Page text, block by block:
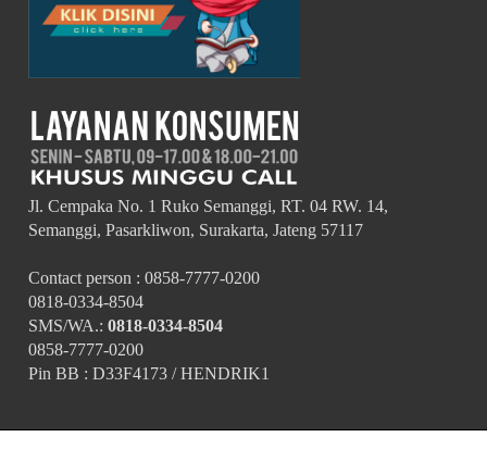
Jl. Cempaka No. 1 Ruko Semanggi, RT. 04 RW. 14,
Semanggi, Pasarkliwon, Surakarta, Jateng 57117
Contact person : 0858-7777-0200
0818-0334-8504
SMS/WA.: 0818-0334-8504
0858-7777-0200
Pin BB : D33F4173 / HENDRIK1